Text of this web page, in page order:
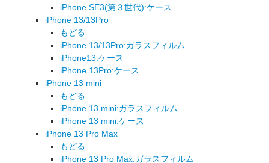
iPhone SE3(第３世代):ケース
iPhone 13/13Pro
もどる
iPhone 13/13Pro:ガラスフィルム
iPhone13:ケース
iPhone 13Pro:ケース
iPhone 13 mini
もどる
iPhone 13 mini:ガラスフィルム
iPhone 13 mini:ケース
iPhone 13 Pro Max
もどる
iPhone 13 Pro Max:ガラスフィルム